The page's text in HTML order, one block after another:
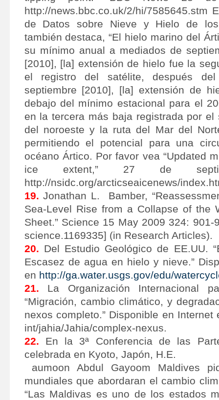
http://news.bbc.co.uk/2/hi/7585645.stm
de Datos sobre Nieve y Hielo de
también destaca, “El hielo marino del
su mínimo anual a mediados de
[2010], [la] extensión de hielo fue la
el registro del satélite, después
septiembre [2010], [la] extensión de
debajo del mínimo estacional para el
en la tercera más baja registrada por el
del noroeste y la ruta del Mar del
permitiendo el potencial para una
océano Ártico. Por favor vea “Updated
ice extent,” 27 de
http://nsidc.org/arcticseaicenews/
19. Jonathan L. Bamber,
Sea-Level Rise from a Collapse of the
Sheet.” Science 15 May 2009 324: 901-
science.1169335] (in Research Articles).
20. Del Estudio Geológico de EE.UU.
Escasez de agua en hielo y nieve.”
en http://ga.water.usgs.gov/edu/
21. La Organización Internacional
“Migración, cambio climático, y
nexos completo.” Disponible en
int/jahia/Jahia/complex-nexus.
22. En la 3ª Conferencia de las
celebrada en Kyoto, Japón, H.E.
aumoon Abdul Gayoom Maldives
mundiales que abordaran el cambio
“Las Maldivas es uno de los estados